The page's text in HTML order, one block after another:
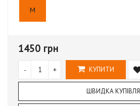
M
1450 грн
- + КУПИТИ
ШВИДКА КУПІВЛЯ